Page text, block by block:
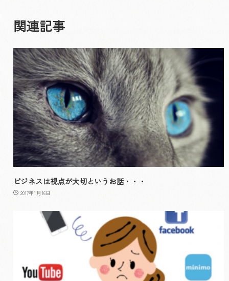
関連記事
ビジネスは視点が大切というお話・・・
2017年1月16日